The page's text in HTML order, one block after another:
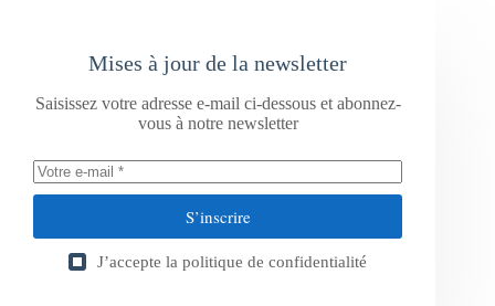
Mises à jour de la newsletter
Saisissez votre adresse e-mail ci-dessous et abonnez-
vous à notre newsletter
S’inscrire
J’accepte la politique de confidentialité